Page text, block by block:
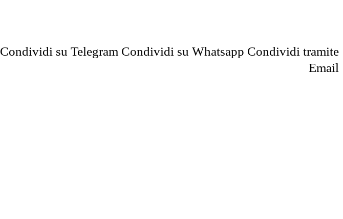
Condividi su Telegram Condividi su Whatsapp Condividi tramite
Email